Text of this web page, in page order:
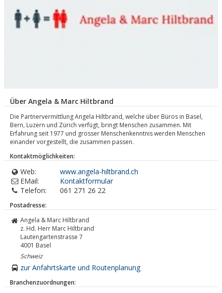
Über Angela & Marc Hiltbrand
Die Partnervermittlung Angela Hiltbrand, welche über Büros in Basel,
Bern, Luzern und Zürich verfügt, bringt Menschen zusammen. Mit
Erfahrung seit 1977 und grosser Menschenkenntnis werden Menschen
einander vorgestellt, die zusammen passen.
Kontaktmöglichkeiten:
Web:
www.angela-hiltbrand.ch
EMail:
Kontaktformular
Telefon:
061 271 26 22
Postadresse:
Angela & Marc Hiltbrand
z. Hd. Herr Marc Hiltbrand
Lautengartenstrasse 7
4001 Basel
Schweiz
zur Anfahrtskarte und Routenplanung
Branchenzuordnungen: